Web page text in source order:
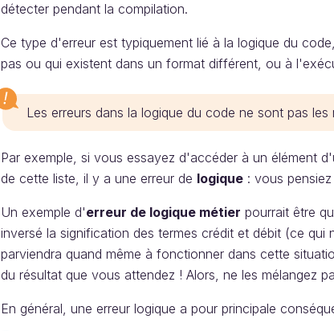
détecter pendant la compilation.
Ce type d'erreur est typiquement lié à la logique du
pas ou qui existent dans un format différent, ou à
Les erreurs dans la logique du code ne sont pas les
Par exemple, si vous essayez d'accéder à un élément
de cette liste, il y a une erreur de logique : vous
Un exemple d'erreur de logique métier pourrait être
inversé la signification des termes crédit et débit (ce qui
parviendra quand même à fonctionner dans cette
du résultat que vous attendez ! Alors, ne les mélangez
En général, une erreur logique a pour principale